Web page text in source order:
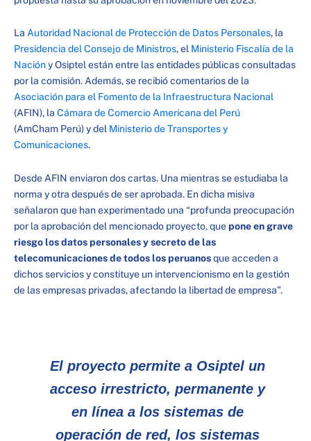
La Autoridad Nacional de Protección de Datos Personales, la
Presidencia del Consejo de Ministros, el Ministerio Fiscalía de la
Nacióny Osiptel están entre las entidades públicas consultadas
por la comisión. Además, se recibió comentarios de la
Asociación para el Fomento de la Infraestructura Nacional
(AFIN), la Cámara de Comercio Americana del Perú
(AmCham Perú) y del Ministerio de Transportes y
Comunicaciones.
Desde AFIN enviaron dos cartas. Una mientras se estudiaba la
norma y otra después de ser aprobada. En dicha misiva
señalaron que han experimentado una “profunda preocupación
por la aprobación del mencionado proyecto, quepone en grave
riesgo los datos personales y secreto de las
telecomunicaciones de todos los peruanosque acceden a
dichos servicios y constituye un intervencionismo en la gestión
de las empresas privadas, afectando la libertad de empresa”.
El proyecto permite a Osiptel un
acceso irrestricto, permanente y
en línea a los sistemas de
operación de red, los sistemas